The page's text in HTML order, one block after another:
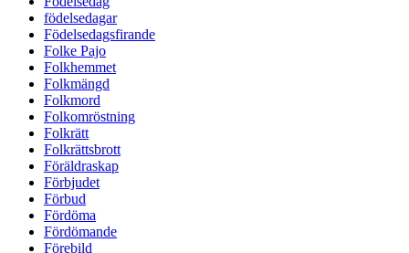
födelsedagar
Födelsedagsfirande
Folke Pajo
Folkhemmet
Folkmängd
Folkmord
Folkomröstning
Folkrätt
Folkrättsbrott
Föräldraskap
Förbjudet
Förbud
Fördöma
Fördömande
Förebild